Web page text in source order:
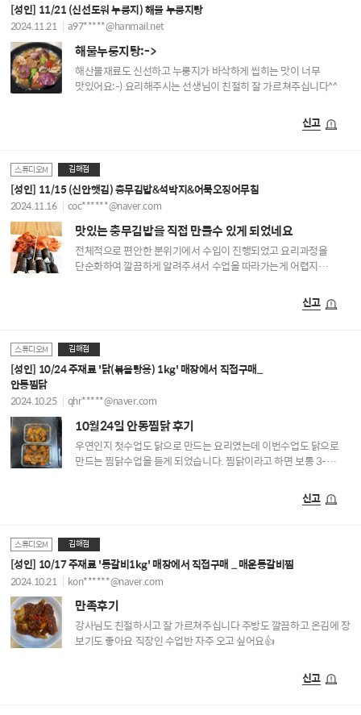
[성인] 11/21 (신선도워 누룽지) 해물 누룽지탕
2024.11.21 a97*****@hanmail.net
해물누룽지탕:->
해산물재료도 신선하고 누룽지가 바삭하게 씹히는 맛이 너무
맛있어요:-) 요리해주시는 선생님이 친절히 잘 가르쳐주십니다^^
신고
스튜디오M 김해점
[성인] 11/15 (신안햇김) 충무김밥&석박지&어묵오징어무침
2024.11.16 coc******@naver.com
맛있는 충무김밥을 직접 만들수 있게 되었네요
전체적으로 편안한 분위기에서 수입이 진행되었고 요리과정을
단순화하여 깔끔하게 알려주셔서 수업을 따라가는게 어렵지
있으면 하는 욕구가 있었는데 매우 만족스러운 배움이었습니다.
좋은 시간 만들어주셔서 감사합니다.
신고
스튜디오M 김해점
[성인] 10/24 주재료 '닭(볶음탕용) 1kg' 매장에서 직접구매_
안동찜닭
2024.10.25 qhr*****@naver.com
10월24일 안동찜닭 후기
우연인지 첫수업도 닭으로 만드는 요리였는데 이번수업도 닭으로
만드는 찜닭수업을 듣게 되었습니다. 찜닭이라고 하면 보통 3-
양념으로 맛집 버금가는 찜닭을 배울 수 있었습니다~ 조만간 집
이사가는데 집들이때 오늘 배운 찜닭을 만들려구여~ 아이들도
같더라구여~ 다음수업도 기대가 됩니다 ㅎ
신고
스튜디오M 김해점
[성인] 10/17 주재료 '등갈비1kg' 매장에서 직접구매 _ 매운등갈비찜
2024.10.21 kon******@naver.com
만족후기
강사님도 친절하시고 잘 가르쳐주십니다 주방도 깔끔하고 온김에 장
보기도 좋아요 직장인 수업반 자주 오고 싶어요👍
신고